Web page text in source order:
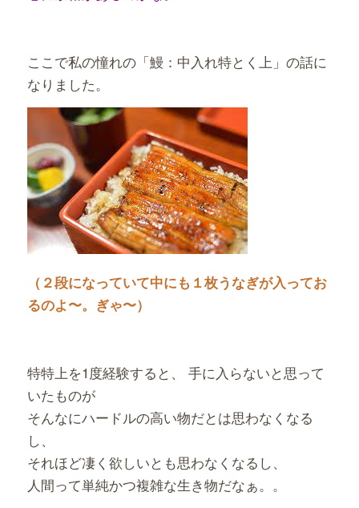
ここで私の憧れの「鰻：中入れ特とく上」の話に
なりました。
（２段になっていて中にも１枚うなぎが入ってお
るのよ〜。ぎゃ〜）
特特上を1度経験すると、 手に入らないと思って
いたものが
そんなにハードルの高い物だとは思わなくなる
し、
それほど凄く欲しいとも思わなくなるし、
人間って単純かつ複雑な生き物だなぁ。。